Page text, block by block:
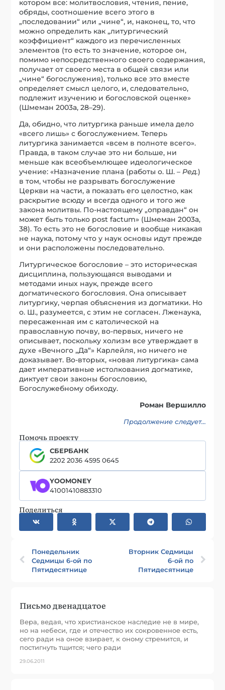
котором все: молитвословия, чтения, пение,
обряды, соотношение всего этого в
„последовании“ или „чине“, и, наконец, то, что
можно определить как „литургический
коэффициент“ каждого из перечисленных
элементов (то есть то значение, которое он,
помимо непосредственного своего содержания,
получает от своего места в общей связи или
„чине“ богослужения), только все это вместе
определяет смысл целого, и, следовательно,
подлежит изучению и богословской оценке»
(Шмеман 2003a, 28–29).
Да, обидно, что литургика раньше имела дело
«всего лишь» с богослужением. Теперь
литургика занимается «всем в полноте всего».
Правда, в таком случае это ни больше, ни
меньше как всеобъемлющее идеологическое
учение: «Назначение плана (работы о. Ш. –Ред.)
в том, чтобы не разрывать богослужение
Церкви на части, а показать его целостно, как
раскрытие всюду и всегда одного и того же
закона молитвы. По-настоящему „оправдан“ он
может быть только post factum» (Шмеман 2003a,
38). То есть это не богословие и вообще никакая
не наука, потому что у наук основы идут прежде
и они расположены последовательно.
Литургическое богословие – это историческая
дисциплина, пользующаяся выводами и
методами иных наук, прежде всего
догматического богословия. Она описывает
литургику, черпая объяснения из догматики. Но
о. Ш., разумеется, с этим не согласен. Лженаука,
пересаженная им с католической на
православную почву, во-первых, ничего не
описывает, поскольку холизм все утверждает в
духе «Вечного „Да“» Карлейля, но ничего не
доказывает. Во-вторых, «новая литургика» сама
дает императивные истолкования догматике,
диктует свои законы богословию,
Богослужебному обиходу.
Роман Вершилло
Продолжение следует…
Помочь проекту
СБЕРБАНК
2202 2036 4595 0645
YOOMONEY
41001410883310
Поделиться
Понедельник
Седмицы 6-ой по
Пятидесятнице
Вторник Седмицы
6-ой по
Пятидесятнице
Письмо двенадцатое
Вера, ведая, что христианское наследие не в мире,
но на небеси, где и отечество их сокровенное есть,
сего ради на оное взирает, к оному стремится, и
постигнуть тщится; чего ради
29.06.2011